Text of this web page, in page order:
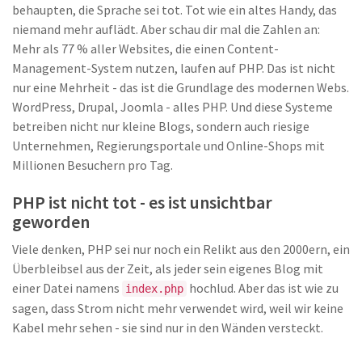
behaupten, die Sprache sei tot. Tot wie ein altes Handy, das
niemand mehr auflädt. Aber schau dir mal die Zahlen an:
Mehr als 77 % aller Websites, die einen Content-
Management-System nutzen, laufen auf PHP. Das ist nicht
nur eine Mehrheit - das ist die Grundlage des modernen Webs.
WordPress, Drupal, Joomla - alles PHP. Und diese Systeme
betreiben nicht nur kleine Blogs, sondern auch riesige
Unternehmen, Regierungsportale und Online-Shops mit
Millionen Besuchern pro Tag.
PHP ist nicht tot - es ist unsichtbar
geworden
Viele denken, PHP sei nur noch ein Relikt aus den 2000ern, ein
Überbleibsel aus der Zeit, als jeder sein eigenes Blog mit
einer Datei namens index.php hochlud. Aber das ist wie zu
sagen, dass Strom nicht mehr verwendet wird, weil wir keine
Kabel mehr sehen - sie sind nur in den Wänden versteckt.